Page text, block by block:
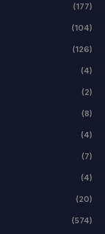
(177)
(104)
(126)
(4)
(2)
(8)
(4)
(7)
(4)
(20)
(574)